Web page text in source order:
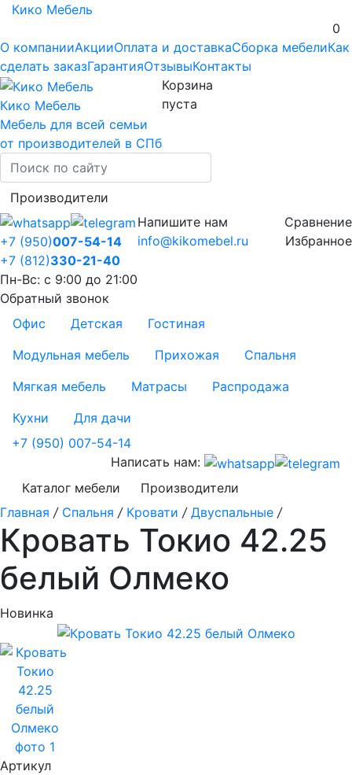
Кико Мебель
0
О компанииАкцииОплата и доставкаСборка мебелиКак
сделать заказГарантияОтзывыКонтакты
Кико Мебель
Мебель для всей семьи
от производителей в СПб
Производители
+7 (950)007-54-14
+7 (812)330-21-40
Пн-Вс: с 9:00 до 21:00
Обратный звонок
Напишите нам
info@kikomebel.ru
Сравнение
Избранное
Корзина
пуста
Офис Детская
Гостиная
Модульная мебель
Прихожая
Спальня
Мягкая мебель
Матрасы
Распродажа
Кухни
Для дачи
+7 (950) 007-54-14
Написать нам:
Каталог мебели
Производители
Главная / Спальня / Кровати / Двуспальные /
Кровать Токио 42.25
белый Олмеко
Новинка
Артикул